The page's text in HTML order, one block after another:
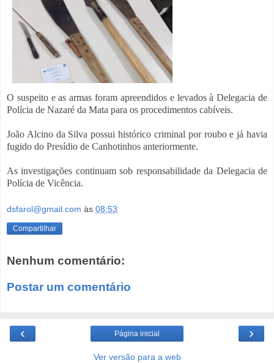
O suspeito e as armas foram apreendidos e levados à Delegacia de
Polícia de Nazaré da Mata para os procedimentos cabíveis.
João Alcino da Silva possui histórico criminal por roubo e já havia
fugido do Presídio de Canhotinhos anteriormente.
As investigações continuam sob responsabilidade da Delegacia de
Polícia de Vicência.
dsfarol@gmail.com às 08:53
Compartilhar
Nenhum comentário:
Postar um comentário
‹ ›
Página inicial
Ver versão para a web